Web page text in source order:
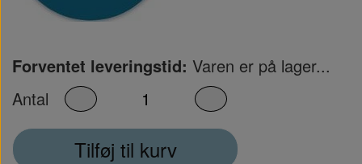
Forventet leveringstid: Varen er på lager...
Antal
Tilføj til kurv